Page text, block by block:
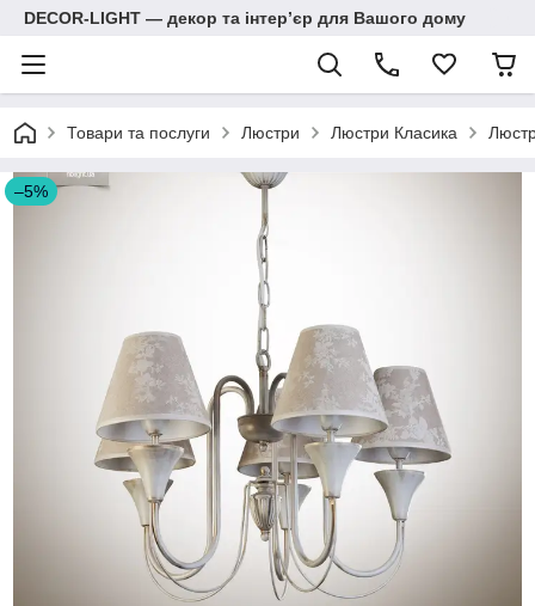
DECOR-LIGHT — декор та інтерʼєр для Вашого дому
Товари та послуги Люстри Люстри Класика
–5%